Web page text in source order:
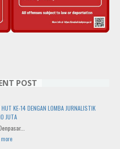
POST
KE-14 DENGAN LOMBA JURNALISTIK
JUTA